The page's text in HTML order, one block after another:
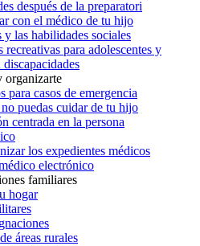
después de la preparatori
con el médico de tu hijo
y las habilidades sociales
recreativas para adolescentes y
organizarte
para casos de emergencia
puedas cuidar de tu hijo
centrada en la persona
los expedientes médicos
electrónico
familiares
hogar
áreas rurales